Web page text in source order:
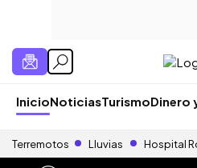
InicioNoticiasTurismoDinero
Terremotos Lluvias Hospital